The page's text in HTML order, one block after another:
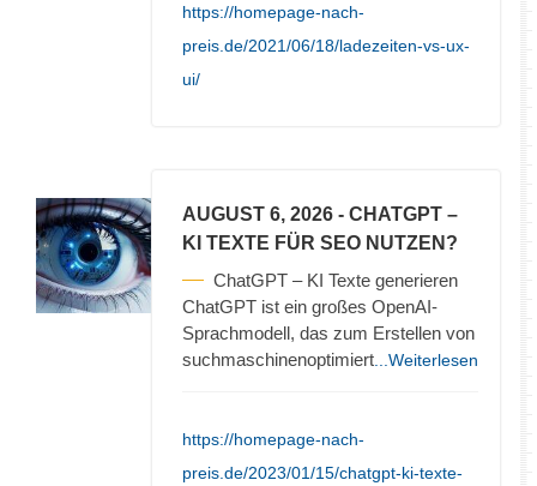
https://homepage-nach-
preis.de/2021/06/18/ladezeiten-vs-ux-
ui/
AUGUST 6, 2026 - CHATGPT –
KI TEXTE FÜR SEO NUTZEN?
ChatGPT – KI Texte generieren
ChatGPT ist ein großes OpenAI-
Sprachmodell, das zum Erstellen von
suchmaschinenoptimiert ...Weiterlesen
https://homepage-nach-
preis.de/2023/01/15/chatgpt-ki-texte-